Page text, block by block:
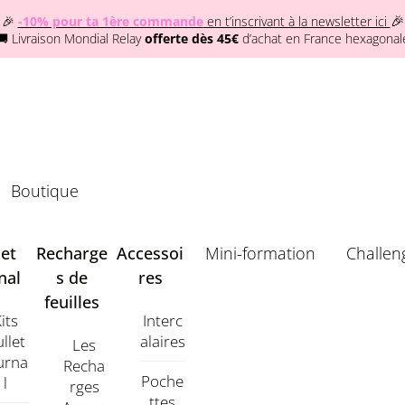
🎉 -10% pour ta 1ère commandeen t’inscrivant à la newsletter ici 🎉
Livraison Mondial Relayofferte dès 45€ d’achat en France
Boutique
L
Recharge
s de
feuilles
Les
Recha
Rges
Accessoi
res
Interc
Alaires
Poche
Mini-formation